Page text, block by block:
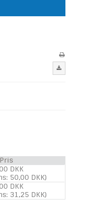
Pris
DKK
50,00 DKK)
DKK
31,25 DKK)